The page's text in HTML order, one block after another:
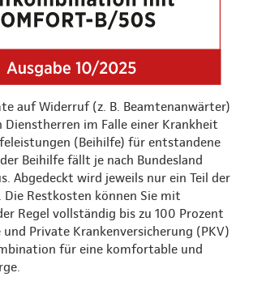
auf Widerruf (z. B. Beamtenanwärter)
im Falle einer Krankheit
(Beihilfe) für entstandene
Beihilfe fällt je nach Bundesland
Abgedeckt wird jeweils nur ein Teil der
Restkosten können Sie mit
Regel vollständig bis zu 100 Prozent
Private Krankenversicherung (PKV)
für eine komfortable und